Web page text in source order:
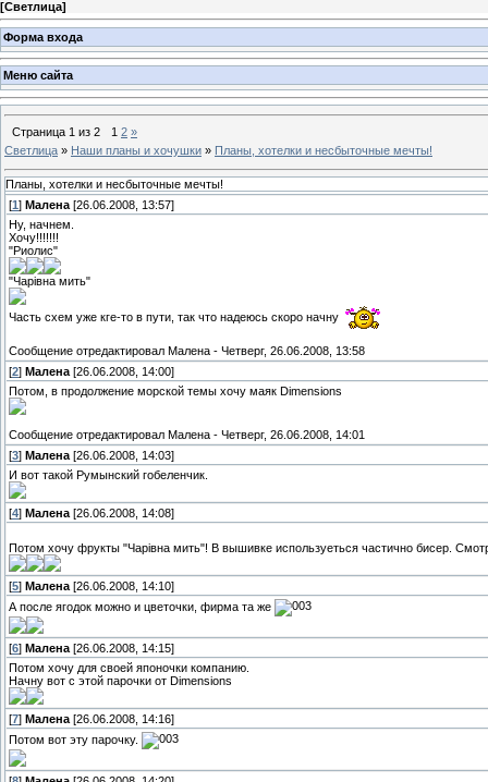
[Светлица]
Форма входа
Меню сайта
Страница 1 из 2 1 2 »
Светлица » Наши планы и хочушки » Планы, хотелки и несбыточные мечты!
Планы, хотелки и несбыточные мечты!
[1 ] Малена [26.06.2008, 13:57]
Ну, начнем.
Хочу!!!!!!!
"Риолис"
"Чарівна мить"
Часть схем уже кге-то в пути, так что надеюсь скоро начну
Сообщение отредактировал Малена - Четверг, 26.06.2008, 13:58
[2] Малена [26.06.2008, 14:00]
Потом, в продолжение морской темы хочу маяк Dimensions
Сообщение отредактировал Малена - Четверг, 26.06.2008, 14:01
[3] Малена [26.06.2008, 14:03]
И вот такой Румынский гобеленчик.
[4] Малена [26.06.2008, 14:08]
Потом хочу фрукты "Чарівна мить"! В вышивке используеться частично бисер.
[5] Малена [26.06.2008, 14:10]
А после ягодок можно и цветочки, фирма та же
[6] Малена [26.06.2008, 14:15]
Потом хочу для своей японочки компанию.
Начну вот с этой парочки от Dimensions
[7] Малена [26.06.2008, 14:16]
Потом вот эту парочку.